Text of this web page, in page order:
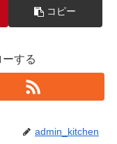
コピー
する
admin_kitchen